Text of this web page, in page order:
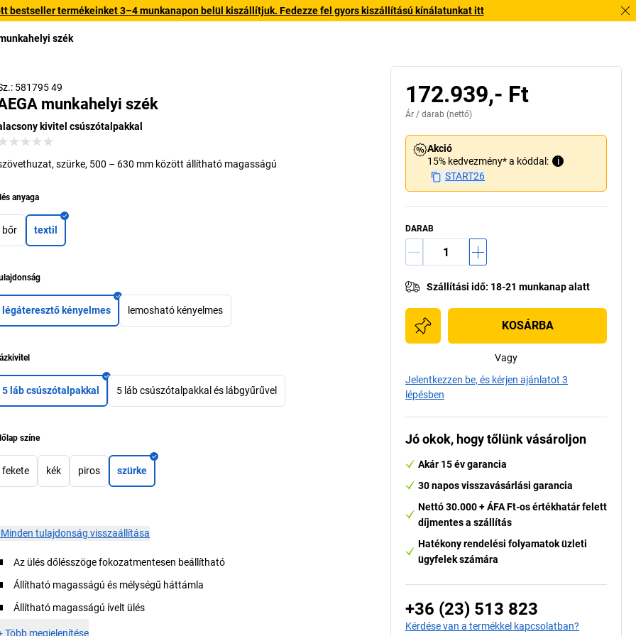
bestseller termékeinket 3–4 munkanapon belül kiszállítjuk. Fedezze fel gyors kiszállítású kínálatunkat itt
szék
581795 49
munkahelyi szék
kivitel csúszótalpakkal
szürke, 500 – 630 mm között állítható magasságú
anyaga
bőr textil
légáteresztő kényelmes lemosható kényelmes
5 láb csúszótalpakkal 5 láb csúszótalpakkal és lábgyűrűvel
színe
fekete kék piros szürke
Minden tulajdonság visszaállítása
Az ülés dőlésszöge fokozatmentesen beállítható
Állítható magasságú és mélységű háttámla
Állítható magasságú ívelt ülés
Több megjelenítése
172.939,- Ft
Ár / darab (nettó)
Akció
15% kedvezmény* a kóddal:
i
START26
DARAB
Szállítási idő: 18-21 munkanap alatt
KOSÁRBA
Vagy
Jelentkezzen be, és kérjen ajánlatot 3
lépésben
Jó okok, hogy tőlünk vásároljon
Akár 15 év garancia
30 napos visszavásárlási garancia
Nettó 30.000 + ÁFA Ft-os értékhatár felett
díjmentes a szállítás
Hatékony rendelési folyamatok üzleti
ügyfelek számára
+36 (23) 513 823
Kérdése van a termékkel kapcsolatban?